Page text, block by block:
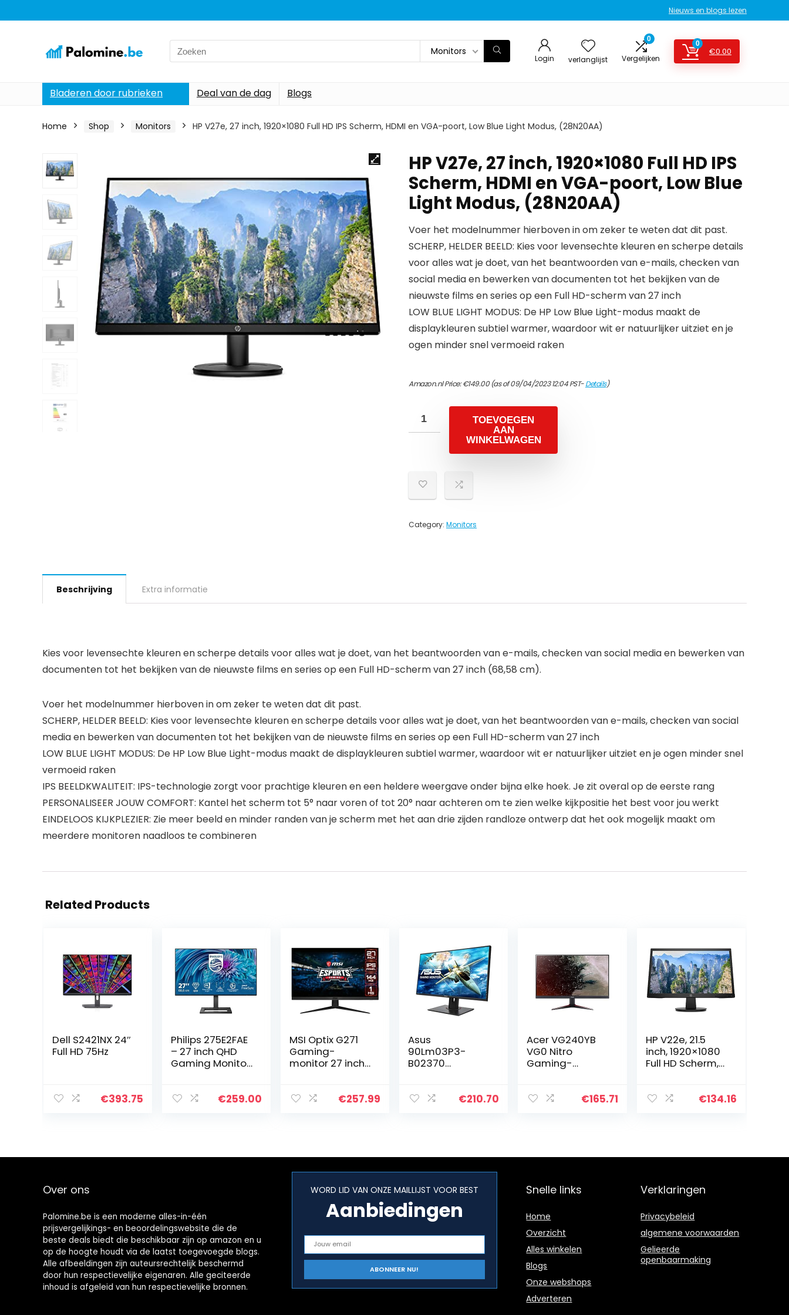
Nieuws en blogs lezen
Search
for:
Monitors
Login verlanglijst
0
Vergelijken
0
€0.00
Bladeren door rubrieken Deal van de dag Blogs
Home Shop Monitors HP V27e, 27 inch, 1920×1080 Full HD IPS Scherm, HDMI en VGA-poort, Low Blue Light Modus, (28N20AA)
HP V27e, 27 inch, 1920×1080 Full HD IPS
Scherm, HDMI en VGA-poort, Low Blue
Light Modus, (28N20AA)
Voer het modelnummer hierboven in om zeker te weten dat dit past.
SCHERP, HELDER BEELD: Kies voor levensechte kleuren en scherpe details
voor alles wat je doet, van het beantwoorden van e-mails, checken van
social media en bewerken van documenten tot het bekijken van de
nieuwste films en series op een Full HD-scherm van 27 inch
LOW BLUE LIGHT MODUS: De HP Low Blue Light-modus maakt de
displaykleuren subtiel warmer, waardoor wit er natuurlijker uitziet en je
ogen minder snel vermoeid raken
Amazon.nl Price:€149.00(as of 09/04/2023 12:04 PST-Details)
TOEVOEGEN
AAN
WINKELWAGEN
Category: Monitors
Beschrijving Extra informatie
Kies voor levensechte kleuren en scherpe details voor alles wat je doet, van het beantwoorden van e-mails, checken van social media en bewerken van
documenten tot het bekijken van de nieuwste films en series op een Full HD-scherm van 27 inch (68,58 cm).
Voer het modelnummer hierboven in om zeker te weten dat dit past.
SCHERP, HELDER BEELD: Kies voor levensechte kleuren en scherpe details voor alles wat je doet, van het beantwoorden van e-mails, checken van social
media en bewerken van documenten tot het bekijken van de nieuwste films en series op een Full HD-scherm van 27 inch
LOW BLUE LIGHT MODUS: De HP Low Blue Light-modus maakt de displaykleuren subtiel warmer, waardoor wit er natuurlijker uitziet en je ogen minder snel
vermoeid raken
IPS BEELDKWALITEIT: IPS-technologie zorgt voor prachtige kleuren en een heldere weergave onder bijna elke hoek. Je zit overal op de eerste rang
PERSONALISEER JOUW COMFORT: Kantel het scherm tot 5° naar voren of tot 20° naar achteren om te zien welke kijkpositie het best voor jou werkt
EINDELOOS KIJKPLEZIER: Zie meer beeld en minder randen van je scherm met het aan drie zijden randloze ontwerp dat het ook mogelijk maakt om
meerdere monitoren naadloos te combineren
Related Products
Dell S2421NX 24″
Full HD 75Hz
€393.75
Philips 275E2FAE
– 27 inch QHD
Gaming Monitor,
(2560×1440,
€259.00
MSI Optix G271
Gaming-
monitor 27 inch
IPS-paneel,
€257.99
Asus
90Lm03P3-
B02370
27″ Fullhd(1920 X
€210.70
Acer VG240YB
VG0 Nitro
Gaming-
€165.71
HP V22e, 21.5
inch, 1920×1080
Full HD Scherm,
Light Modus,
€134.16
Over ons
Palomine.be is een moderne alles-in-één
prijsvergelijkings- en beoordelingswebsite die de
beste deals biedt die beschikbaar zijn op amazon en u
op de hoogte houdt via de laatst toegevoegde blogs.
Alle afbeeldingen zijn auteursrechtelijk beschermd
door hun respectievelijke eigenaren. Alle geciteerde
inhoud is afgeleid van hun respectievelijke bronnen.
WORD LID VAN ONZE MAILLIJST VOOR BEST
Aanbiedingen
Snelle links
Home
Overzicht
Alles winkelen
Blogs
Onze webshops
Adverteren
Verklaringen
Privacybeleid
algemene voorwaarden
Gelieerde
openbaarmaking